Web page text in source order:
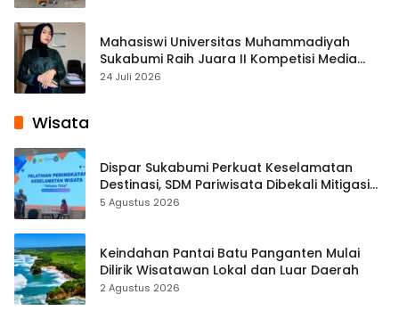
Mahasiswi Universitas Muhammadiyah
Sukabumi Raih Juara II Kompetisi Media
Pembelajaran Digital Tingkat Internasional
24 Juli 2026
Wisata
Dispar Sukabumi Perkuat Keselamatan
Destinasi, SDM Pariwisata Dibekali Mitigasi
hingga Teknik Evakuasi
5 Agustus 2026
Keindahan Pantai Batu Panganten Mulai
Dilirik Wisatawan Lokal dan Luar Daerah
2 Agustus 2026